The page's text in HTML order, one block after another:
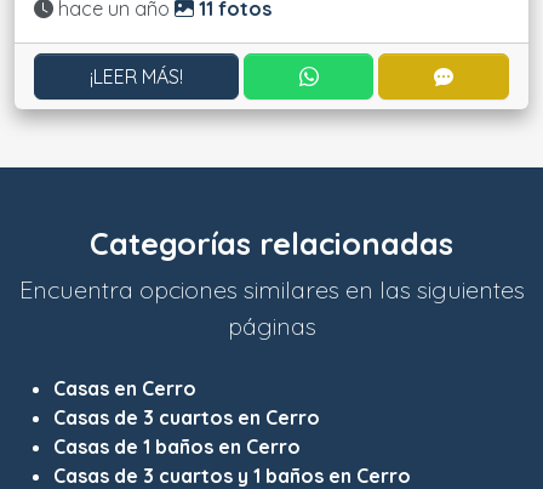
Actualizado:
hace un año 11 fotos
¡LEER MÁS! CONTACTAR POR
Categorías relacionadas
Encuentra opciones similares en las siguientes
páginas
Casas en Cerro
Casas de 3 cuartos en Cerro
Casas de 1 baños en Cerro
Casas de 3 cuartos y 1 baños en Cerro